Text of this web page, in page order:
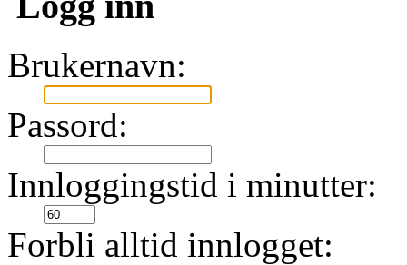
Brukernavn:
Passord:
Innloggingstid i minutter:
Forbli alltid innlogget: